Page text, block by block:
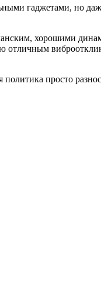
гаджетами, но
хорошими
просто